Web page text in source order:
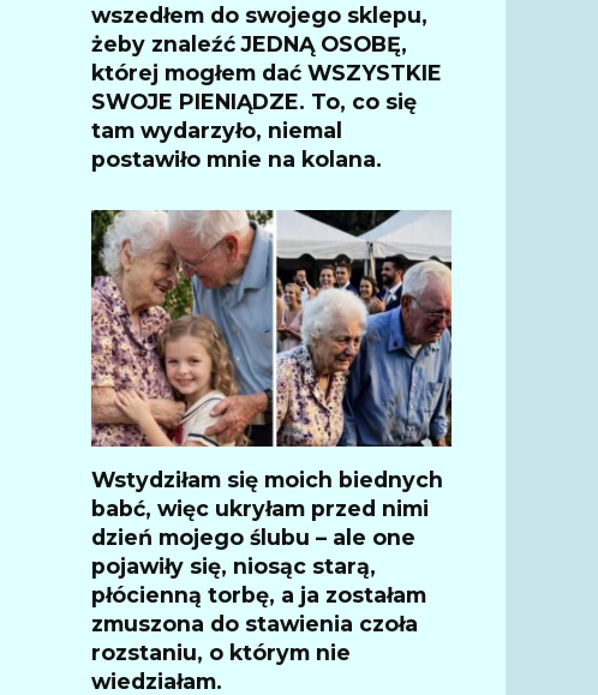
wszedłem do swojego sklepu,
żeby znaleźć JEDNĄ OSOBĘ,
której mogłem dać WSZYSTKIE
SWOJE PIENIĄDZE. To, co się
tam wydarzyło, niemal
postawiło mnie na kolana.
Wstydziłam się moich biednych
babć, więc ukryłam przed nimi
dzień mojego ślubu – ale one
pojawiły się, niosąc starą,
płócienną torbę, a ja zostałam
zmuszona do stawienia czoła
rozstaniu, o którym nie
wiedziałam.